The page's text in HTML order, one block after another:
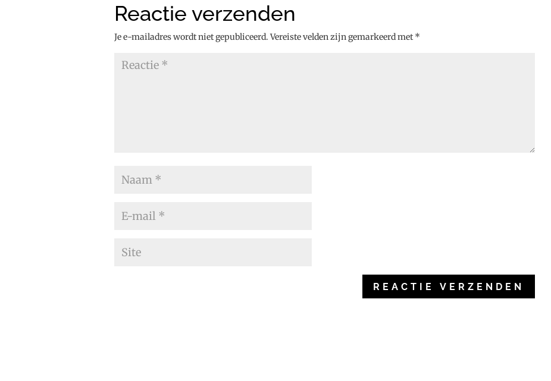
Reactie verzenden
Je e-mailadres wordt niet gepubliceerd. Vereiste velden zijn gemarkeerd met *